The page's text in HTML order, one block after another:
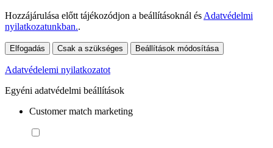
Hozzájárulása előtt tájékozódjon a beállításoknál és Adatvédelmi
nyilatkozatunkban..
Elfogadás Csak a szükséges Beállítások módosítása
Adatvédelemi nyilatkozatot
Egyéni adatvédelmi beállítások
Customer match marketing